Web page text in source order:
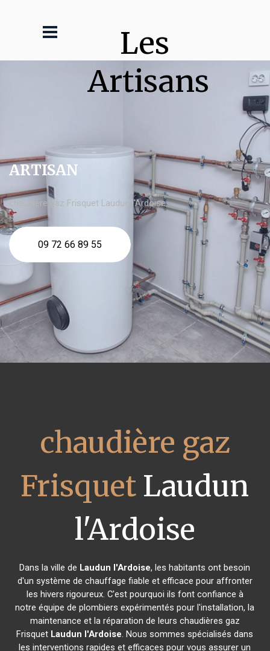
Les
Artisans
ARTISAN
chaudière gaz Frisquet Laudun l'Ardoise
09 72 66 89 55
chaudière gaz
Frisquet Laudun
l'Ardoise
Dans la ville de Laudun l'Ardoise, les habitants ont besoin
d'un système de chauffage fiable et efficace pour affronter
les hivers rigoureux. C'est pourquoi ils font confiance à
notre équipe de plombiers expérimentés pour l'installation, la
maintenance et la réparation de leurs chaudières gaz
Frisquet Laudun l'Ardoise. Nous sommes spécialisés dans
les interventions rapides et efficaces pour vous assurer un